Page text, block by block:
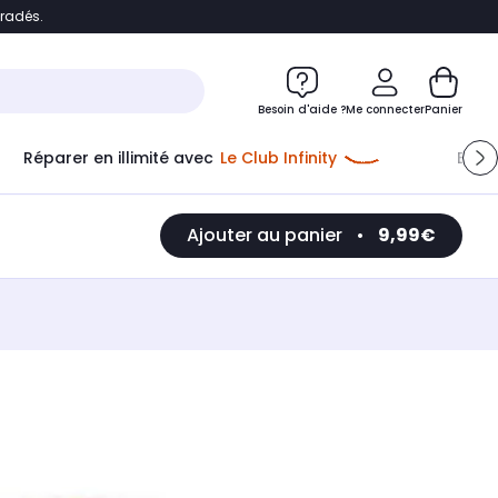
Accéder directement au chatbot
Besoin d'aide ?Me connecterPanier
Réparer en illimité avec Le Club Infinity
Ajouter au panier • 9,99€